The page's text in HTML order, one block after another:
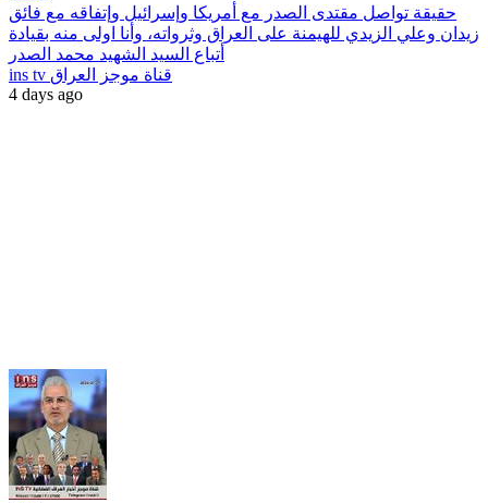
حقيقة تواصل مقتدى الصدر مع أمريكا وإسرائيل وإتفاقه مع فائق
زيدان وعلي الزيدي للهيمنة على العراق وثرواته، وأنا اولى منه بقيادة
أتباع السيد الشهيد محمد الصدر
ins tv قناة موجز العراق
4 days ago